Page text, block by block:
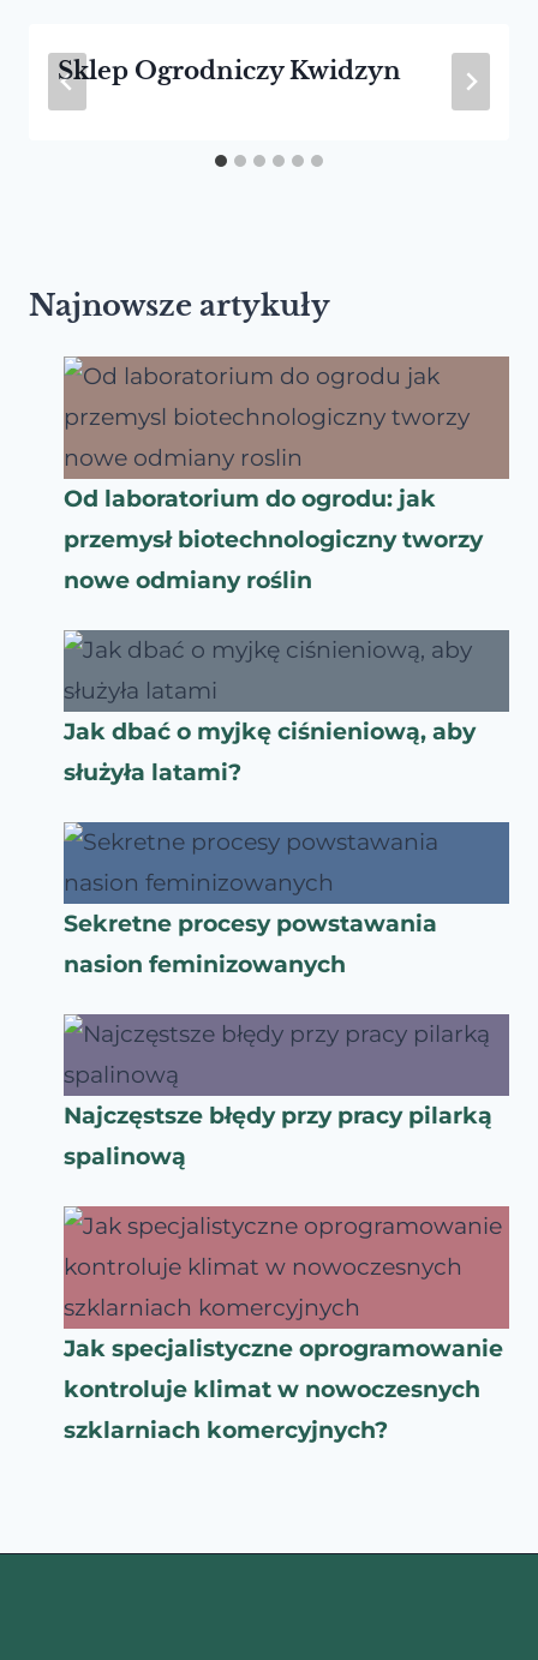
Sklep Ogrodniczy Kwidzyn
Najnowsze artykuły
Od laboratorium do ogrodu: jak
przemysł biotechnologiczny tworzy
nowe odmiany roślin
Jak dbać o myjkę ciśnieniową, aby
służyła latami?
Sekretne procesy powstawania
nasion feminizowanych
Najczęstsze błędy przy pracy pilarką
spalinową
Jak specjalistyczne oprogramowanie
kontroluje klimat w nowoczesnych
szklarniach komercyjnych?